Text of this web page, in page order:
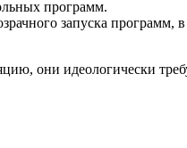
программ.
запуска программ,
они идеологически